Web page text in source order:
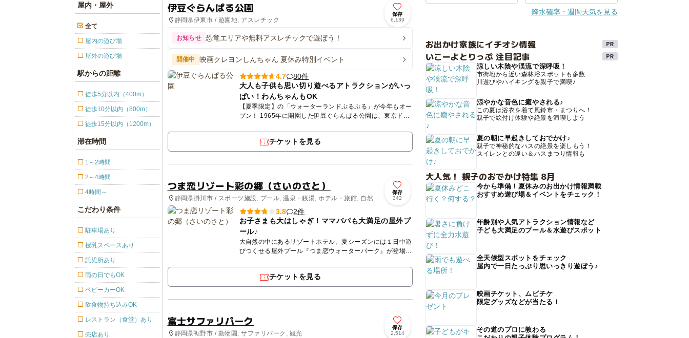
伊豆ぐらんぱる公園
静岡県伊東市 / 遊園地, アスレチック
保存
6,139
お知らせ 恐竜エリアや無料アスレチックで遊ぼう！
開催中 映画クレヨンしんちゃん 夏休み特別イベント
4.7
80件
大人も子供も思い切り遊べるアトラクションがいっ
ぱい！わんちゃんもOK
【夏季限定】の「ウォーターランドぷるぷる」が今年もオー
プン！ 1965年に開園した伊豆ぐらんぱる公園は、東京ドー
ク...
チケットを見る
つま恋リゾート彩の郷（さいのさと）
静岡県掛川市 / スポーツ施設, プール, 温泉・銭湯, ホテル・旅館, 自然体
験・アクティビティ
保存
342
3.8
2件
お子さまも大はしゃぎ！ママパパも大満足の屋外プ
ール♪
大自然の中にあるリゾートホテル。夏シーズンには１日中遊
びつくせる屋外プール『つま恋ウォーターパーク』が登場！
イダーは子...
チケットを見る
富士サファリパーク
静岡県裾野市 / 動物園, サファリパーク, 観光
保存
2,514
屋内・屋外
全て
屋内の遊び場
屋外の遊び場
駅からの距離
徒歩5分以内（400m）
徒歩10分以内（800m）
徒歩15分以内（1200m）
滞在時間
1～2時間
2～4時間
4時間～
こだわり条件
駐車場あり
授乳スペースあり
託児所あり
雨の日でもOK
ベビーカーOK
飲食物持ち込みOK
レストラン（食堂）あり
売店あり
降水確率・週間天気を見る
お出かけ家族にイチオシ情報
いこーよとりっぷ 注目記事
涼しい木陰や渓流で深呼吸！
市街地から近い森林浴スポットも多数
川遊びやハイキングを親子で満喫♪
涼やかな音色に癒やされる♪
この夏は浴衣を着て風鈴市・まつりへ！
親子で絵付け体験や絶景を満喫しよう
夏の朝に早起きしておでかけ♪
親子で神秘的なハスの絶景を楽しもう！
スイレンとの違い＆ハスまつり情報も
大人気！ 親子のおでかけ特集 8月
今から準備！夏休みのお出かけ情報満載
おすすめ遊び場＆イベントをチェック！
年齢別や人気アトラクション情報など
子ども大満足のプール＆水遊びスポット
全天候型スポットをチェック
屋内で一日たっぷり思いっきり遊ぼう♪
映画チケット、ムビチケ
限定グッズなどが当たる！
その道のプロに教わる